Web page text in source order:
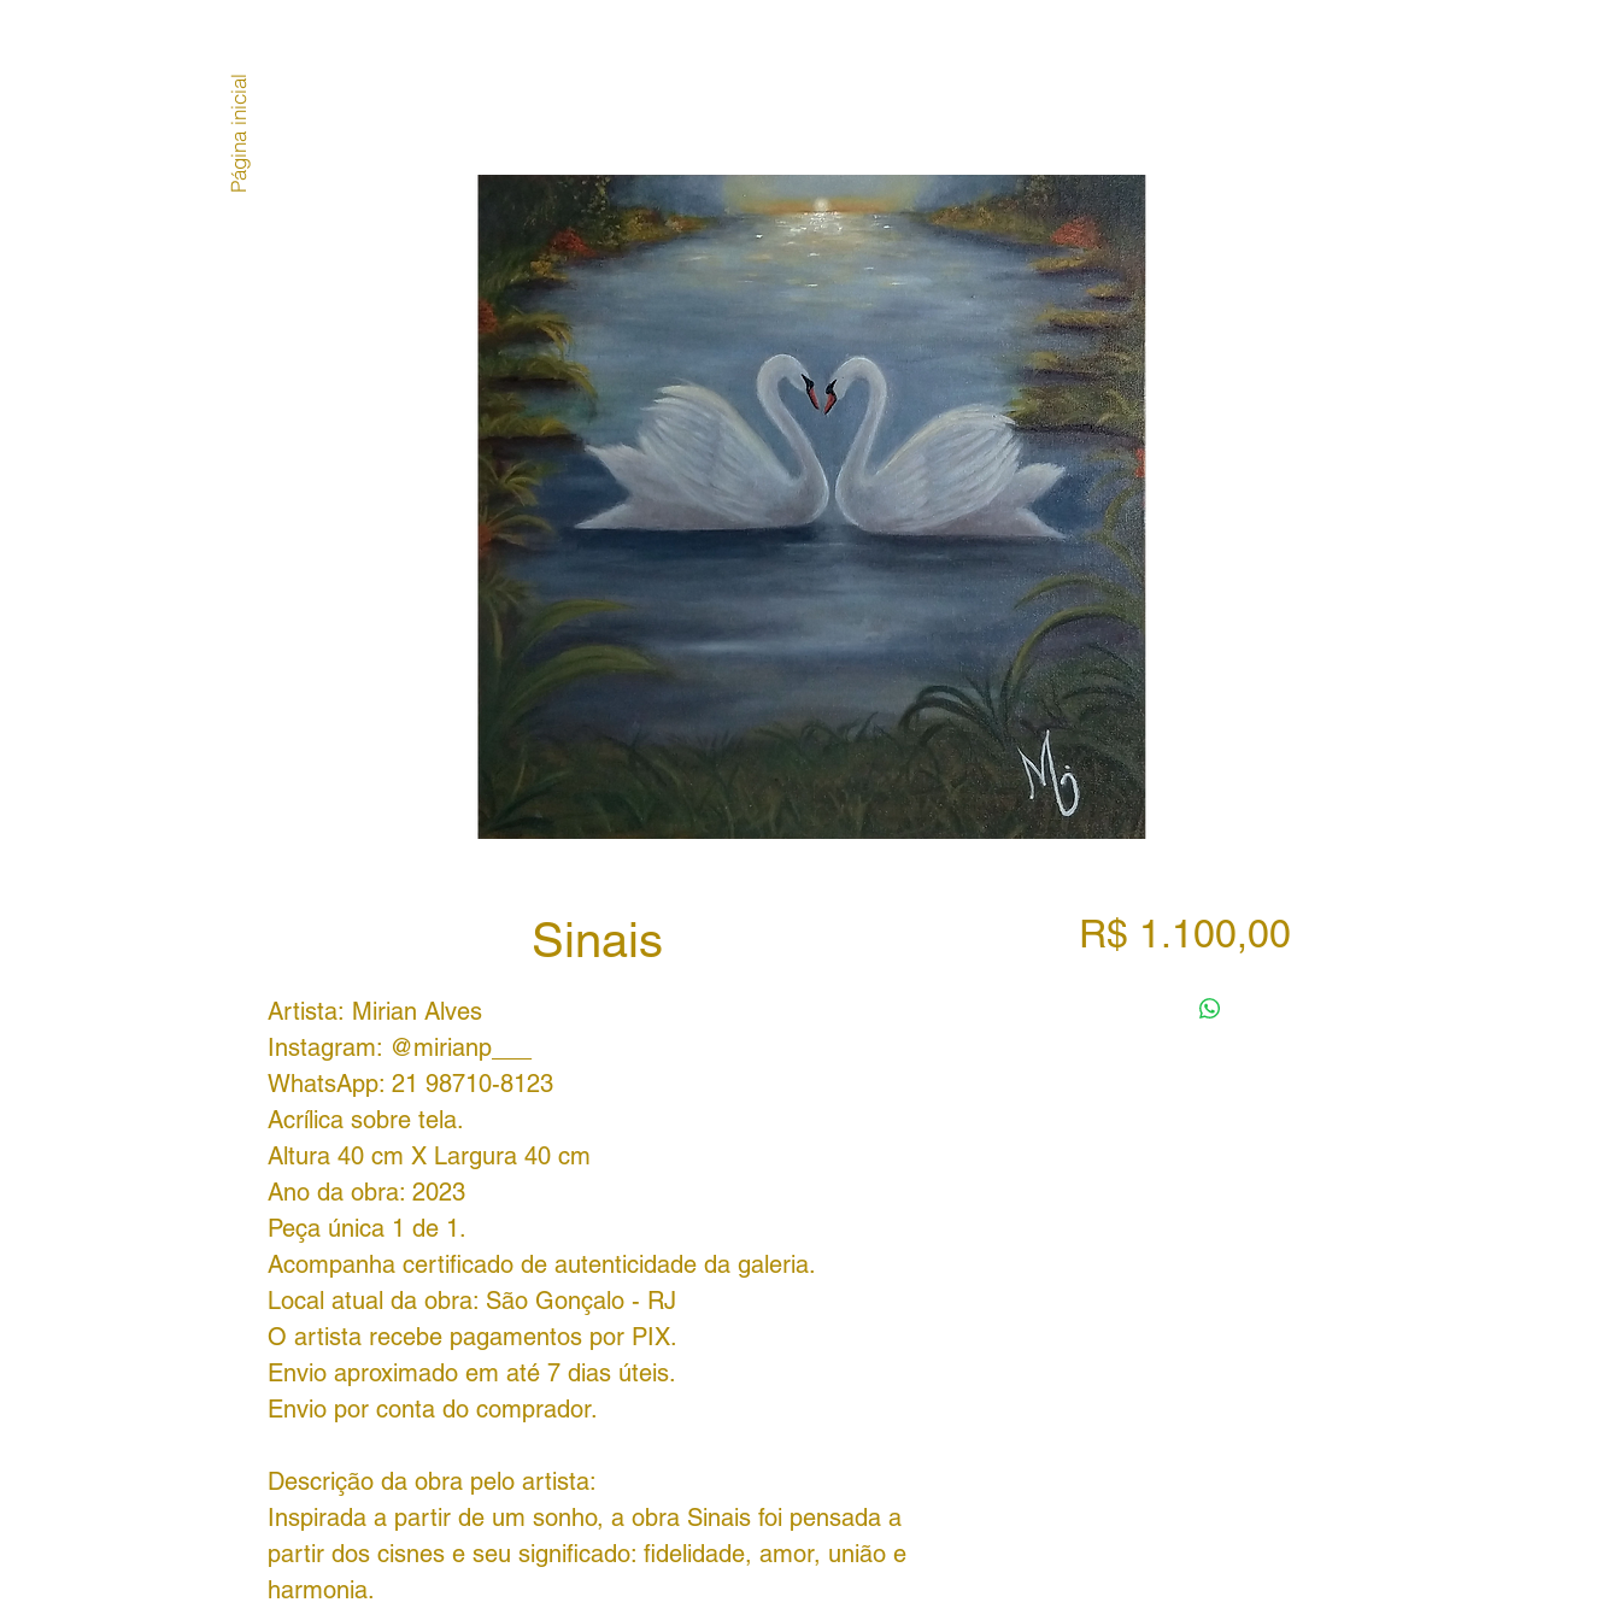
Sinais
Artista: Mirian Alves
Instagram: @mirianp___
WhatsApp: 21 98710-8123
Acrílica sobre tela.
Altura 40 cm X Largura 40 cm
Ano da obra: 2023
Peça única 1 de 1.
Acompanha certificado de autenticidade da galeria.
Local atual da obra: São Gonçalo - RJ
O artista recebe pagamentos por PIX.
Envio aproximado em até 7 dias úteis.
Envio por conta do comprador.
Descrição da obra pelo artista:
Inspirada a partir de um sonho, a obra Sinais foi pensada a
partir dos cisnes e seu significado: fidelidade, amor, união e
harmonia.
R$ 1.100,00Preço
Página inicial